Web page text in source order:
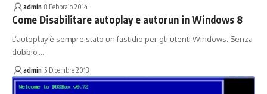
admin 8 Febbraio 2014
Come Disabilitare autoplay e autorun in Windows 8
L’autoplay è sempre stato un fastidio per gli utenti Windows. Senza
dubbio,…
admin 5 Dicembre 2013